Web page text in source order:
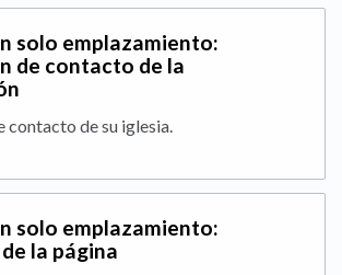
solo emplazamiento:
de contacto de la
contacto de su iglesia.
solo emplazamiento:
la página